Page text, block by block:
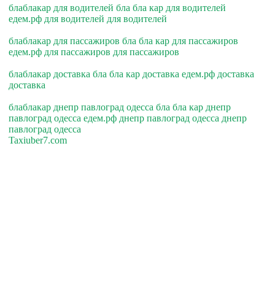
блаблакар для водителей бла бла кар для водителей
едем.рф для водителей для водителей
блаблакар для пассажиров бла бла кар для пассажиров
едем.рф для пассажиров для пассажиров
блаблакар доставка бла бла кар доставка едем.рф доставка
доставка
блаблакар днепр павлоград одесса бла бла кар днепр
павлоград одесса едем.рф днепр павлоград одесса днепр
павлоград одесса
Taxiuber7.com